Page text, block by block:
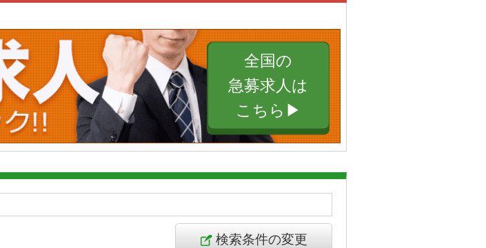
全国の
急募求人は
こちら▶︎
検索条件の変更